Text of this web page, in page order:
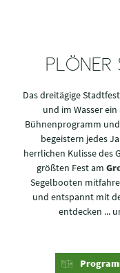
PLÖNER
Das dreitägige
und im Wasser
Bühnenprogramm
begeistern jedes
herrlichen Kulisse des
größten Fest am
Segelbooten
und entspannt mit
entdecken ...